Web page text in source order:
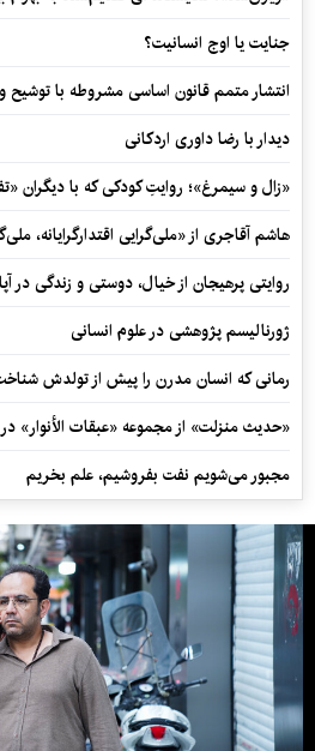
جنایت یا اوج انسانیت؟
انتشار متمم قانون اساسی مشروطه با
دیدار با رضا داوری اردکانی
«زال و سیمرغ»؛ روایتِ کودکی که با دیگران
هاشم آقاجری از «ملی‌گرایی اقتدارگرایانه،
روایتی پرهیجان از خیال، دوستی و زندگی در
ژورنالیسم پژوهشی در علوم انسانی
رمانی که انسان مدرن را پیش از تولدش
«حدیث منزلت» از مجموعه «عبقات الأنوار»
مجبور می‌شویم نفت بفروشیم، علم بخریم